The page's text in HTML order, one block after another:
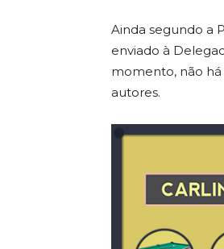
Ainda segundo a
enviado à
momento, não
autores.